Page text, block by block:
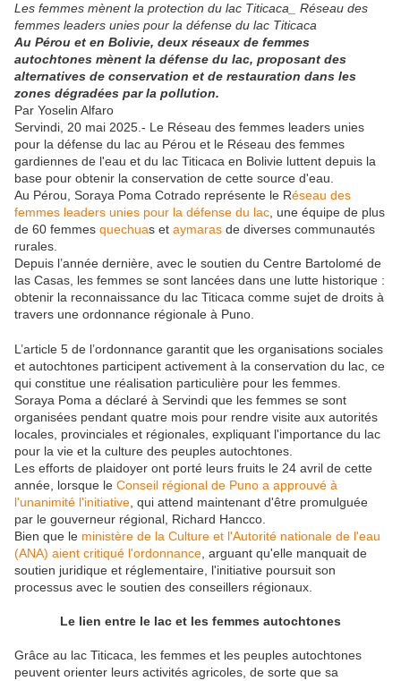
Les femmes mènent la protection du lac Titicaca_ Réseau des
femmes leaders unies pour la défense du lac Titicaca
Au Pérou et en Bolivie, deux réseaux de femmes
autochtones mènent la défense du lac, proposant des
alternatives de conservation et de restauration dans les
zones dégradées par la pollution.
Par Yoselin Alfaro
Servindi, 20 mai 2025.- Le Réseau des femmes leaders unies
pour la défense du lac au Pérou et le Réseau des femmes
gardiennes de l'eau et du lac Titicaca en Bolivie luttent depuis la
base pour obtenir la conservation de cette source d'eau.
Au Pérou, Soraya Poma Cotrado représente le Réseau des
femmes leaders unies pour la défense du lac , une équipe de plus
de 60 femmes quechuas et aymaras de diverses communautés
rurales.
Depuis l’année dernière, avec le soutien du Centre Bartolomé de
las Casas, les femmes se sont lancées dans une lutte historique :
obtenir la reconnaissance du lac Titicaca comme sujet de droits à
travers une ordonnance régionale à Puno.
L’article 5 de l’ordonnance garantit que les organisations sociales
et autochtones participent activement à la conservation du lac, ce
qui constitue une réalisation particulière pour les femmes.
Soraya Poma a déclaré à Servindi que les femmes se sont
organisées pendant quatre mois pour rendre visite aux autorités
locales, provinciales et régionales, expliquant l'importance du lac
pour la vie et la culture des peuples autochtones.
Les efforts de plaidoyer ont porté leurs fruits le 24 avril de cette
année, lorsque le Conseil régional de Puno a approuvé à
l'unanimité l'initiative , qui attend maintenant d'être promulguée
par le gouverneur régional, Richard Hancco.
Bien que le ministère de la Culture et l'Autorité nationale de l'eau
(ANA) aient critiqué l'ordonnance , arguant qu'elle manquait de
soutien juridique et réglementaire, l'initiative poursuit son
processus avec le soutien des conseillers régionaux.
Le lien entre le lac et les femmes autochtones
Grâce au lac Titicaca, les femmes et les peuples autochtones
peuvent orienter leurs activités agricoles, de sorte que sa